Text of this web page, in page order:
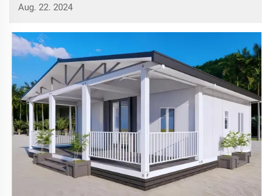
çıkışı durumu değiştirdi ve bir ev inşa etmenin tatmin edici
sundu. Hadi...
Aug. 22. 2024